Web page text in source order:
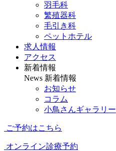
羽毛科
繁殖器科
毛引き科
ペットホテル
求人情報
アクセス
新着情報
News 新着情報
お知らせ
コラム
小鳥さんギャラリー
ご予約はこちら
オンライン診療予約